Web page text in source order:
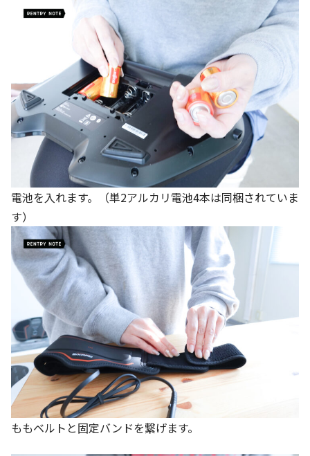
電池を入れます。（単2アルカリ電池4本は同梱されていま
す）
ももベルトと固定バンドを繋げます。